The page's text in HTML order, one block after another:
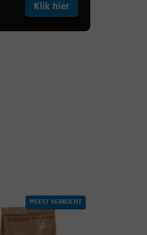
Klik hier
MEEST VERKOCHT